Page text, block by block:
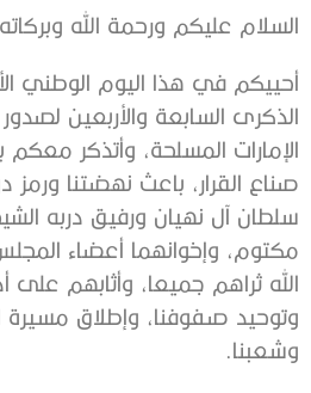
السلام عليكم ورحمة الله
أحييكم في هذا اليوم الوطني
الذكرى السابعة والأربعين
الإمارات المسلحة، وأتذكر معكم
صناع القرار، باعث نهضتنا ورمز
سلطان آل نهيان ورفيق دربه
مكتوم، وإخوانهما أعضاء
الله ثراهم جميعا، وأثابهم
وتوحيد صفوفنا، وإطلاق مسيرة
وشعبنا.